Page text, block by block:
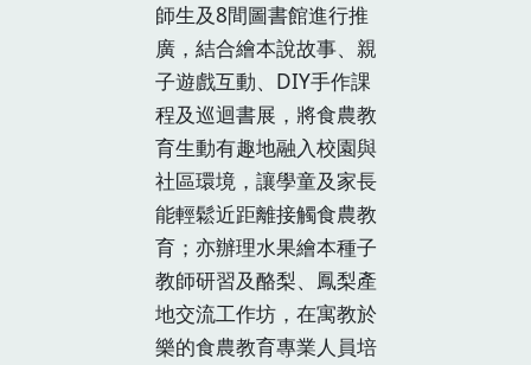
師生及8間圖書館進行推
廣，結合繪本說故事、親
子遊戲互動、DIY手作課
程及巡迴書展，將食農教
育生動有趣地融入校園與
社區環境，讓學童及家長
能輕鬆近距離接觸食農教
育；亦辦理水果繪本種子
教師研習及酪梨、鳳梨產
地交流工作坊，在寓教於
樂的食農教育專業人員培